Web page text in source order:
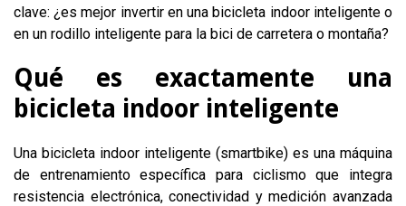
clave: ¿es mejor invertir en una bicicleta indoor inteligente o
en un rodillo inteligente para la bici de carretera o montaña?
Qué es exactamente una
bicicleta indoor inteligente
Una bicicleta indoor inteligente (smartbike) es una máquina
de entrenamiento específica para ciclismo que integra
resistencia electrónica, conectividad y medición avanzada